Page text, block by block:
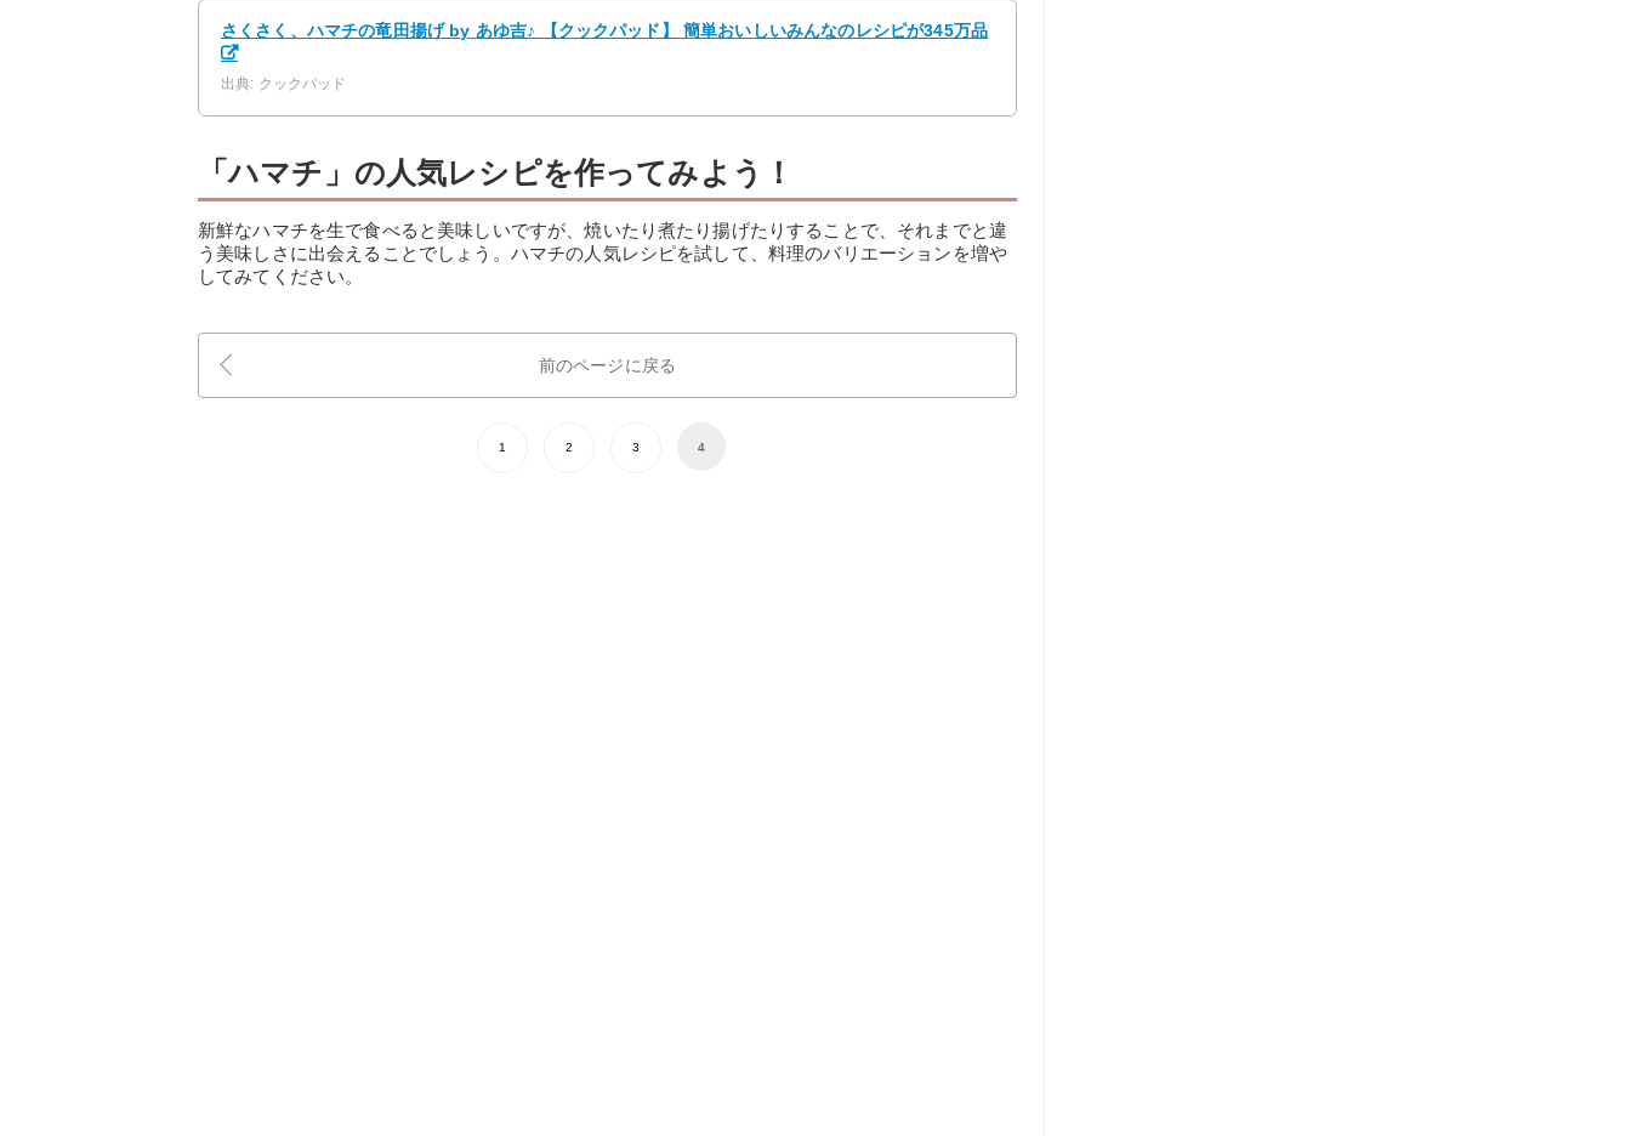
さくさく、ハマチの竜田揚げ by あゆ吉♪ 【クックパッド】 簡単おいしいみんなのレシピが345万品
出典: クックパッド
「ハマチ」の人気レシピを作ってみよう！
新鮮なハマチを生で食べると美味しいですが、焼いたり煮たり揚げたりすることで、それまでと違
う美味しさに出会えることでしょう。ハマチの人気レシピを試して、料理のバリエーションを増や
してみてください。
前のページに戻る
1 2 3 4